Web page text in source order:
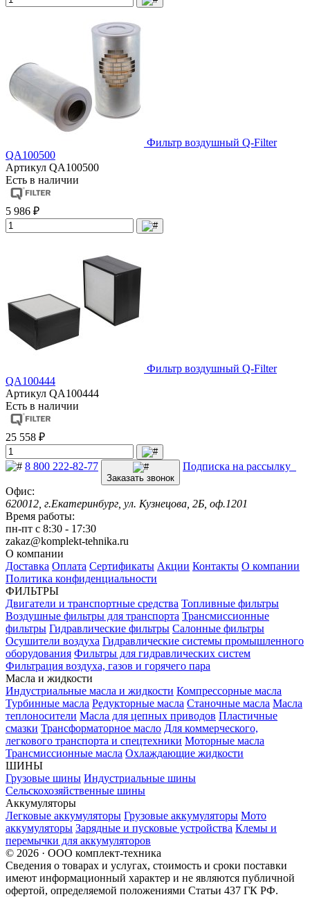
Фильтр воздушный Q-Filter
QA100500
Артикул QA100500
Есть в наличии
5 986 ₽
Фильтр воздушный Q-Filter
QA100444
Артикул QA100444
Есть в наличии
25 558 ₽
8 800 222-82-77
Заказать звонок
Подписка на рассылку
Офис:
620012, г.Екатеринбург, ул. Кузнецова, 2Б, оф.1201
Время работы:
пн-пт с 8:30 - 17:30
zakaz@komplekt-tehnika.ru
О компании
Доставка Оплата Сертификаты Акции Контакты О компании
Политика конфиденциальности
ФИЛЬТРЫ
Двигатели и транспортные средства Топливные фильтры
Воздушные фильтры для транспорта Трансмиссионные
фильтры Гидравлические фильтры Салонные фильтры
Осушители воздуха Гидравлические системы промышленного
оборудования Фильтры для гидравлических систем
Фильтрация воздуха, газов и горячего пара
Масла и жидкости
Индустриальные масла и жидкости Компрессорные масла
Турбинные масла Редукторные масла Станочные масла Масла
теплоносители Масла для цепных приводов Пластичные
смазки Трансформаторное масло Для коммерческого,
легкового транспорта и спецтехники Моторные масла
Трансмиссионные масла Охлаждающие жидкости
ШИНЫ
Грузовые шины Индустриальные шины
Сельскохозяйственные шины
Аккумуляторы
Легковые аккумуляторы Грузовые аккумуляторы Мото
аккумуляторы Зарядные и пусковые устройства Клемы и
перемычки для аккумуляторов
© 2026 · ООО комплект-техника
Сведения о товарах и услугах, стоимость и сроки поставки
имеют информационный характер и не являются публичной
офертой, определяемой положениями Статьи 437 ГК РФ.